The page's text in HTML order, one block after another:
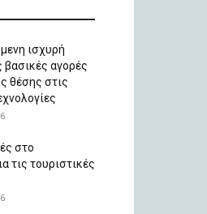
ισχυρή
βασικές αγορές
θέσης στις
στο
τις τουριστικές